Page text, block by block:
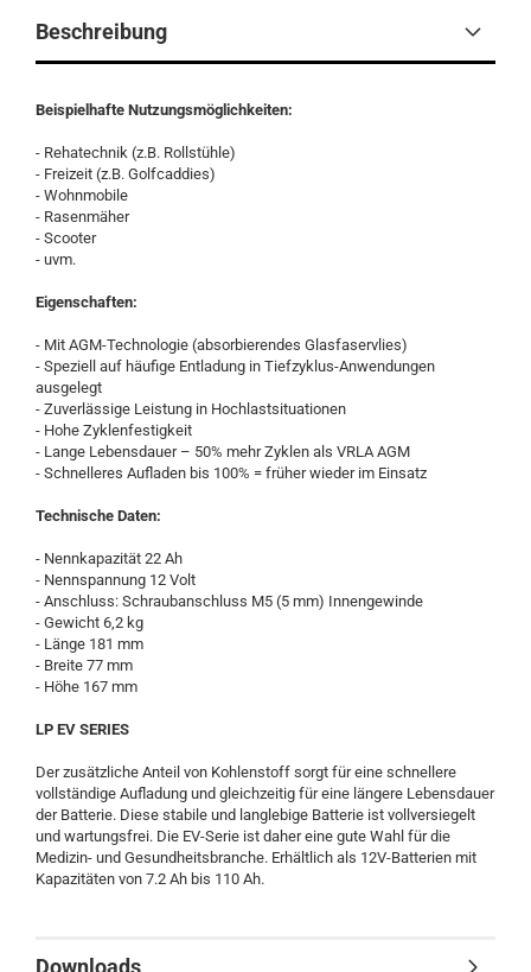
Beschreibung
Beispielhafte Nutzungsmöglichkeiten:
- Rehatechnik (z.B. Rollstühle)
- Freizeit (z.B. Golfcaddies)
- Wohnmobile
- Rasenmäher
- Scooter
- uvm.
Eigenschaften:
- Mit AGM-Technologie (absorbierendes Glasfaservlies)
- Speziell auf häufige Entladung in Tiefzyklus-Anwendungen
ausgelegt
- Zuverlässige Leistung in Hochlastsituationen
- Hohe Zyklenfestigkeit
- Lange Lebensdauer – 50% mehr Zyklen als VRLA AGM
- Schnelleres Aufladen bis 100% = früher wieder im Einsatz
Technische Daten:
- Nennkapazität 22 Ah
- Nennspannung 12 Volt
- Anschluss: Schraubanschluss M5 (5 mm) Innengewinde
- Gewicht 6,2 kg
- Länge 181 mm
- Breite 77 mm
- Höhe 167 mm
LP EV SERIES
Der zusätzliche Anteil von Kohlenstoff sorgt für eine schnellere
vollständige Aufladung und gleichzeitig für eine längere Lebensdauer
der Batterie. Diese stabile und langlebige Batterie ist vollversiegelt
und wartungsfrei. Die EV-Serie ist daher eine gute Wahl für die
Medizin- und Gesundheitsbranche. Erhältlich als 12V-Batterien mit
Kapazitäten von 7.2 Ah bis 110 Ah.
Downloads